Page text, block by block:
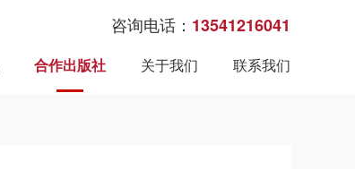
咨询电话： 13541216041
合作出版社 关于我们 联系我们